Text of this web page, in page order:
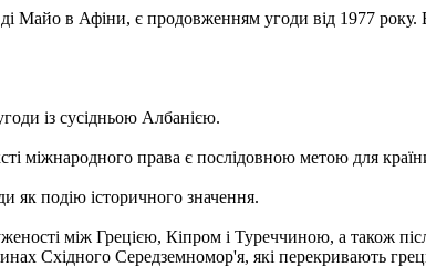
Майо в Афіни, є продовженням угоди від 1977 року.
із сусідньою Албанією.
міжнародного права є послідовною метою для
як подію історичного значення.
між Грецією, Кіпром і Туреччиною, а також
Східного Середземномор'я, які перекривають